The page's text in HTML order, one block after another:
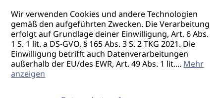
Wir verwenden Cookies und andere Technologien
gemäß den aufgeführten Zwecken. Die Verarbeitung
erfolgt auf Grundlage deiner Einwilligung, Art. 6 Abs.
1 S. 1 lit. a DS-GVO, § 165 Abs. 3 S. 2 TKG 2021. Die
Einwilligung betrifft auch Datenverarbeitungen
außerhalb der EU/des EWR, Art. 49 Abs. 1 lit....Mehr
anzeigen